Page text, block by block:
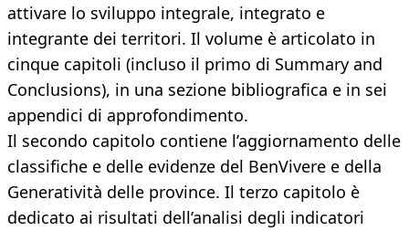
attivare lo sviluppo integrale, integrato e
integrante dei territori. Il volume è articolato in
cinque capitoli (incluso il primo di Summary and
Conclusions), in una sezione bibliografica e in sei
appendici di approfondimento.
Il secondo capitolo contiene l’aggiornamento delle
classifiche e delle evidenze del BenVivere e della
Generatività delle province. Il terzo capitolo è
dedicato ai risultati dell’analisi degli indicatori